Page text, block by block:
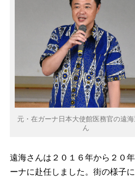
元・在ガーナ日本大使館医務官の遠海
ん
遠海さんは２０１６年から２０
ーナに赴任しました。街の様子